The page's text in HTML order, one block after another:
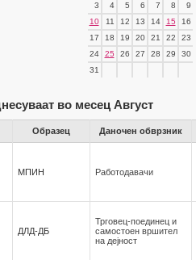
3
4 5 6 7 8
9
10
11 12 13 14 15
16
17
18 19 20 21 22
23
24
25 26 27 28 29
30
31
во месец Август
Образец Даночен обврзник
МПИН Работодавaчи
ДЛД-ДБ
Трговец-поединец и
самостоен вршител
на дејност